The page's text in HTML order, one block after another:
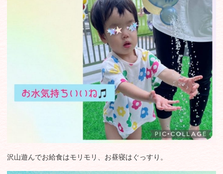
沢山遊んでお給食はモリモリ、お昼寝はぐっすり。